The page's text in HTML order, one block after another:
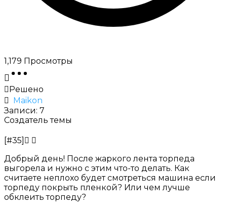
1,179 Просмотры
Решено
Maikon
Записи: 7
Создатель темы
[#35]
Добрый день! После жаркого лента торпеда
выгорела и нужно с этим что-то делать. Как
считаете неплохо будет смотреться машина если
торпеду покрыть пленкой? Или чем лучше
обклеить торпеду?